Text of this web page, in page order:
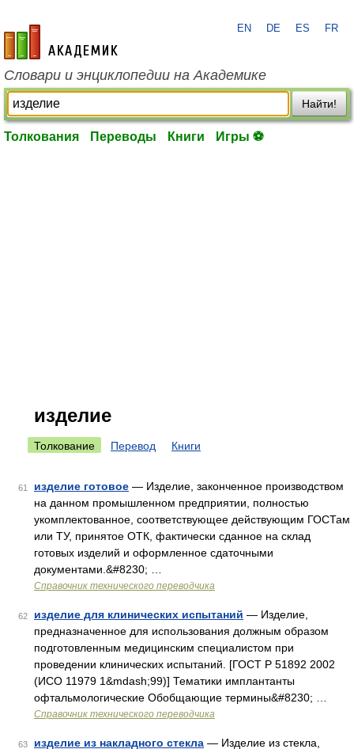
academic.ru
EN DE ES FR
Словари и энциклопедии на Академике
Найти!
Толкования Переводы Книги Игры ⚽
изделие
Толкование Перевод Книги
61 изделие готовое — Изделие, законченное производством
на данном промышленном предприятии, полностью
укомплектованное, соответствующее действующим ГОСТам
или ТУ, принятое ОТК, фактически сданное на склад
готовых изделий и оформленное сдаточными
документами.&#8230; …
Справочник технического переводчика
62 изделие для клинических испытаний — Изделие,
предназначенное для использования должным образом
подготовленным медицинским специалистом при
проведении клинических испытаний. [ГОСТ Р 51892 2002
(ИСО 11979 1&mdash;99)] Тематики имплантанты
офтальмологические Обобщающие термины&#8230; …
Справочник технического переводчика
63 изделие из накладного стекла — Изделие из стекла,